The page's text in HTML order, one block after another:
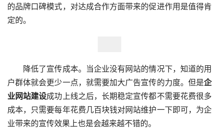
的品牌口碑模式，对达成合作方面带来的促进作用是值得肯
定的。
降低了宣传成本。当企业没有网站的情况下，知道的用
户群体就会更少一点，就需要加大广告宣传的力度。但是企
业网站建设成功上线之后，长期稳定宣传都不需要花费很多
成本，只需要每年花费几百块钱对网站维护一下即可，为企
业带来的宣传效果上也是会越来越不错的。